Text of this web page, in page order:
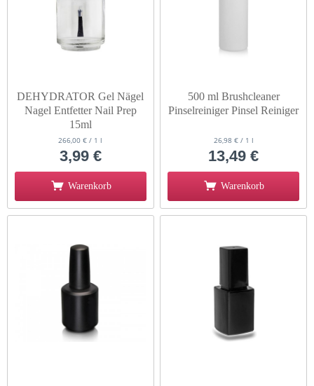
DEHYDRATOR Gel Nägel
Nagel Entfetter Nail Prep
15ml
266,00 € / 1 l
3,99 €
Warenkorb
500 ml Brushcleaner
Pinselreiniger Pinsel Reiniger
26,98 € / 1 l
13,49 €
Warenkorb